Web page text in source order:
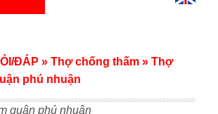
quận phú nhuận
ĐÁP » Thợ chống thấm » Thợ
phú nhuận